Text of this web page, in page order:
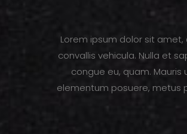
Lorem ipsum dolor sit
convallis vehicula. Nulla et
congue eu, quam.
elementum posuere, metus